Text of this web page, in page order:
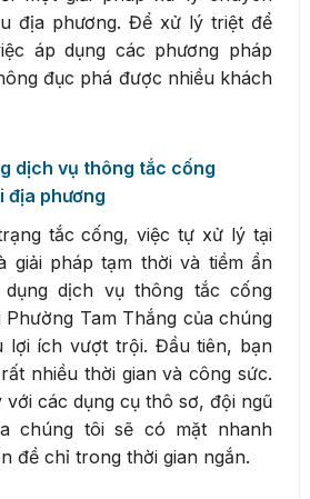
địa phương. Để xử lý triệt để
áp dụng các phương pháp
đục phá được nhiều khách
dịch vụ thông tắc cống
địa phương
tắc cống, việc tự xử lý tại
giải pháp tạm thời và tiềm ẩn
dịch vụ thông tắc cống
Tam Thắng của chúng
lợi ích vượt trội. Đầu tiên, bạn
nhiều thời gian và công sức.
các dụng cụ thô sơ, đội ngũ
chúng tôi sẽ có mặt nhanh
đề chỉ trong thời gian ngắn.